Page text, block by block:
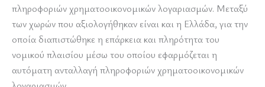
πληροφοριών χρηματοοικονομικών λογαριασμών. Μεταξύ
των χωρών που αξιολογήθηκαν είναι και η Ελλάδα, για την
οποία διαπιστώθηκε η επάρκεια και πληρότητα του
νομικού πλαισίου μέσω του οποίου εφαρμόζεται η
αυτόματη ανταλλαγή πληροφοριών χρηματοοικονομικών